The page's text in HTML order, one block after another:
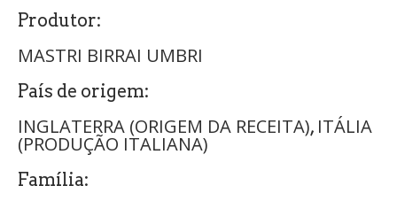
Produtor:
MASTRI BIRRAI UMBRI
País de origem:
INGLATERRA (ORIGEM DA RECEITA), ITÁLIA
(PRODUÇÃO ITALIANA)
Família: